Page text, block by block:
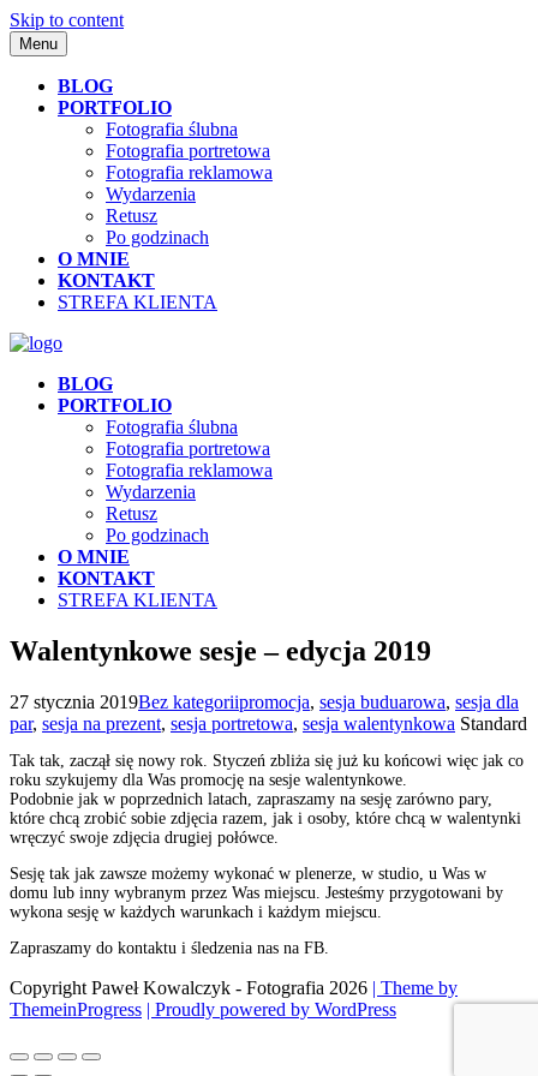
Skip to content
Menu
BLOG
PORTFOLIO
Fotografia ślubna
Fotografia portretowa
Fotografia reklamowa
Wydarzenia
Retusz
Po godzinach
O MNIE
KONTAKT
STREFA KLIENTA
BLOG
PORTFOLIO
Fotografia ślubna
Fotografia portretowa
Fotografia reklamowa
Wydarzenia
Retusz
Po godzinach
O MNIE
KONTAKT
STREFA KLIENTA
Walentynkowe sesje – edycja 2019
27 stycznia 2019Bez kategoriipromocja, sesja buduarowa, sesja dla
par, sesja na prezent, sesja portretowa, sesja walentynkowa Standard
Tak tak, zaczął się nowy rok. Styczeń zbliża się już ku końcowi więc jak co
roku szykujemy dla Was promocję na sesje walentynkowe.
Podobnie jak w poprzednich latach, zapraszamy na sesję zarówno pary,
które chcą zrobić sobie zdjęcia razem, jak i osoby, które chcą w walentynki
wręczyć swoje zdjęcia drugiej połówce.
Sesję tak jak zawsze możemy wykonać w plenerze, w studio, u Was w
domu lub inny wybranym przez Was miejscu. Jesteśmy przygotowani by
wykona sesję w każdych warunkach i każdym miejscu.
Zapraszamy do kontaktu i śledzenia nas na FB.
Copyright Paweł Kowalczyk - Fotografia 2026 | Theme by
ThemeinProgress | Proudly powered by WordPress